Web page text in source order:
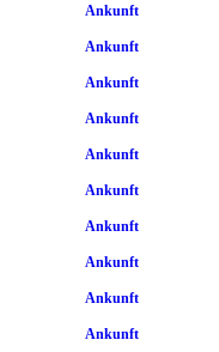
Ankunft
Ankunft
Ankunft
Ankunft
Ankunft
Ankunft
Ankunft
Ankunft
Ankunft
Ankunft